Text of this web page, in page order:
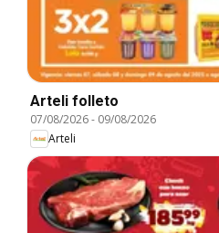
Arteli folleto
07/08/2026- 09/08/2026
Arteli